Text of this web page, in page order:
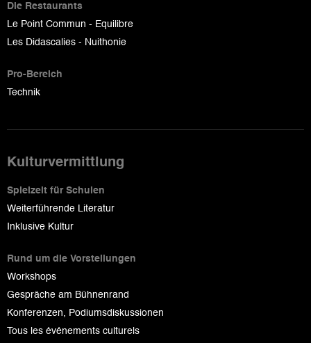
Die Restaurants
Le Point Commun - Equilibre
Les Didascalies - Nuithonie
Pro-Bereich
Technik
Kulturvermittlung
Spielzeit für Schulen
Weiterführende Literatur
Inklusive Kultur
Rund um die Vorstellungen
Workshops
Gespräche am Bühnenrand
Konferenzen, Podiumsdiskussionen
Tous les événements culturels